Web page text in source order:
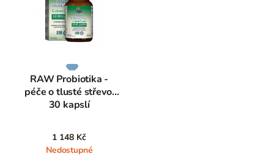
RAW Probiotika -
péče o tlusté střevo,
30 kapslí
1 148 Kč
Nedostupné